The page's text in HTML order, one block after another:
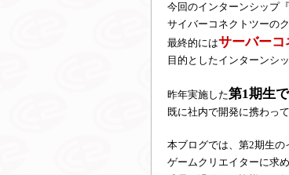
今回のインターンシップ
サイバーコネクトツーの
最終的にはサーバーコ
目的としたインターンシッ
昨年実施した第1期生
既に社内で開発に携わって
本ブログでは、第2期生の
ゲームクリエイターに求